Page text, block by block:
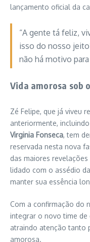
lançamento oficial da
“A gente tá feliz,
isso do nosso
não há motivo
Vida amorosa sob
Zé Felipe, que já viveu
anteriormente,
Virginia Fonseca, tem
reservada nesta nova
das maiores
lidado com o assédio
manter sua essência
Com a confirmação do
integrar o novo time de
atraindo atenção tanto
amorosa.